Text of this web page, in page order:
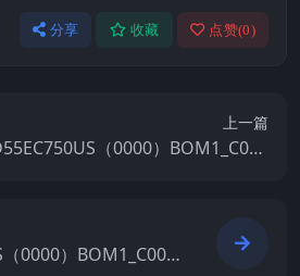
分享 收藏 点赞(0)
上一篇
（0000）BOM1_C006
0000）BOM1_C005